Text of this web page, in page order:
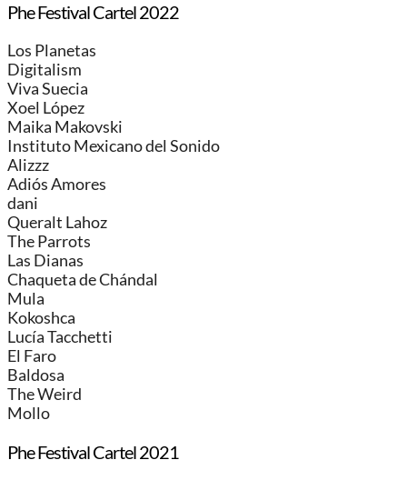
Phe Festival Cartel 2022
Los Planetas
Digitalism
Viva Suecia
Xoel López
Maika Makovski
Instituto Mexicano del Sonido
Alizzz
Adiós Amores
dani
Queralt Lahoz
The Parrots
Las Dianas
Chaqueta de Chándal
Mula
Kokoshca
Lucía Tacchetti
El Faro
Baldosa
The Weird
Mollo
Phe Festival Cartel 2021